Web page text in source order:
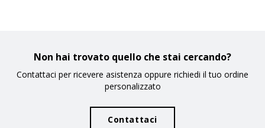
Non hai trovato quello che stai cercando?
Contattaci per ricevere asistenza oppure richiedi il tuo ordine
personalizzato
Contattaci